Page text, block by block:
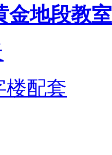
金地段教
楼配套